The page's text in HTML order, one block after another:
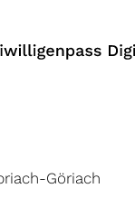
Göriach